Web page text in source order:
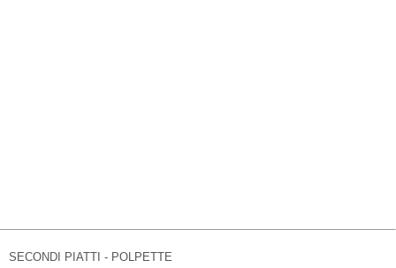
SECONDI PIATTI - POLPETTE